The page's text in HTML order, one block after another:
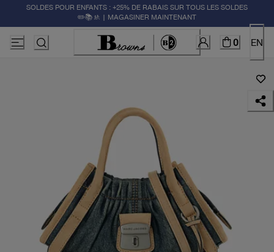
SOLDES POUR ENFANTS : +25% DE RABAIS SUR TOUS LES SOLDES
✏️📚🚸 | MAGASINER MAINTENANT
0 EN